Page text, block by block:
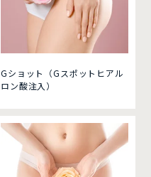
Gショット（Gスポットヒアル
ロン酸注入）